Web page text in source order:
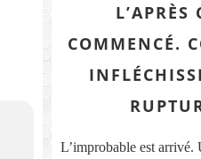
L’APRÈS
COMMENCÉ.
L’improbable est arrivé.